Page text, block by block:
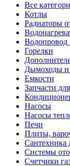
Все
Котлы
Радиаторы
Водопровод
Горелки
Дымоходы и
Емкости
Запчасти
Насосы
Насосы
Печи
Плиты,
Сантехника
Системы
Счетчики